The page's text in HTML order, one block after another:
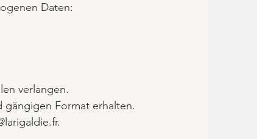
Daten:
verlangen.
Format erhalten.
.